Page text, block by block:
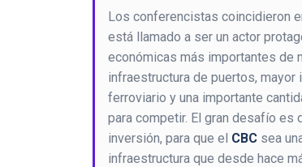
Los conferencistas coincidieron
está llamado a ser un actor
económicas más importantes de
infraestructura de puertos, mayor
ferroviario y una importante
para competir. El gran desafío es
inversión, para que el CBC sea
infraestructura que desde hace